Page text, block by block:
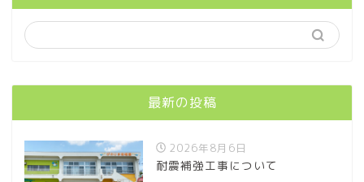
最新の投稿
2026年8月6日
耐震補強工事について